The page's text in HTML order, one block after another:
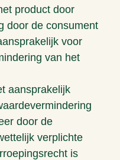
product door
door de consument
voor
van het
aansprakelijk
door de
verplichte
is